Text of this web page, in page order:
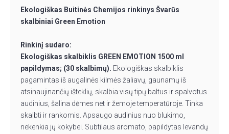
Ekologiškas Buitinės Chemijos rinkinys Švarūs
skalbiniai Green Emotion
Rinkinį sudaro:
Ekologiškas skalbiklis GREEN EMOTION 1500 ml
papildymas; (30 skalbimų). Ekologiškas skalbiklis
pagamintas iš augalinės kilmės žaliavų, gaunamų iš
atsinaujinančių išteklių, skalbia visų tipų baltus ir spalvotus
audinius, šalina dėmes net ir žemoje temperatūroje. Tinka
skalbti ir rankomis. Apsaugo audinius nuo blukimo,
nekenkia jų kokybei. Subtilaus aromato, papildytas levandų